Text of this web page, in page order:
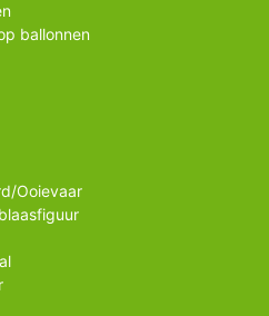
ballonnen
Ooievaar